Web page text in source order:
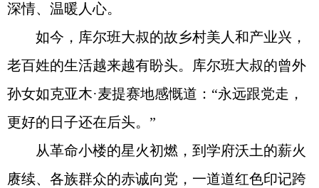
深情、温暖人心。
如今，库尔班大叔的故乡村美人和产业兴，
老百姓的生活越来越有盼头。库尔班大叔的曾外
孙女如克亚木·麦提赛地感慨道：“永远跟党走，
更好的日子还在后头。”
从革命小楼的星火初燃，到学府沃土的薪火
赓续、各族群众的赤诚向党，一道道红色印记跨